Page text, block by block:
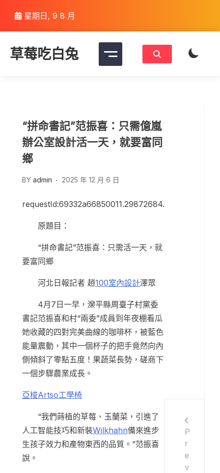
content
星期日, 9 8 月
草莓吃白兔
“拼命書記”范振喜：只需億嵐
辦公室設計活一天，就要富同
鄉
BY admin 2025 年 12 月 6 日
requestId:69332a66850011.29872684.
原題目：
“拼命書記”范振喜：只需活一天，就
要富同鄉
河北日報記者 趙100室內設計澤眾
4月7日一早，灤平縣周臺子村黨委
書記范振喜和村“兩委”成員到年夜棚看瓜
她收藏的四對完美曲線的咖啡杯，被藍色
能量震動，其中一個杯子的把手竟然向內
側傾斜了零點五度！果蔬菜長勢，磋商下
一個步驟農業成長。
亞梭Artso工學椅
“我們蒔植的草莓、玉蘭菜，引進了
人工智能技巧和新裝Wilkhahn備來進步
生孩子效力和產物東西的品質。”范振喜
說。
P
r
e
v